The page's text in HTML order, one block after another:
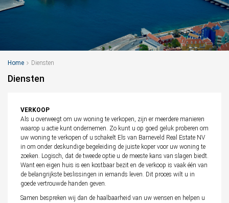
Home Diensten
Diensten
VERKOOP
Als u overweegt om uw woning te verkopen, zijn er meerdere manieren
waarop u actie kunt ondernemen. Zo kunt u op goed geluk proberen om
uw woning te verkopen of u schakelt Els van Barneveld Real Estate NV
in om onder deskundige begeleiding de juiste koper voor uw woning te
zoeken. Logisch, dat de tweede optie u de meeste kans van slagen biedt.
Want een eigen huis is een kostbaar bezit en de verkoop is vaak één van
de belangrijkste beslissingen in iemands leven. Dit proces wilt u in
goede vertrouwde handen geven.
Samen bespreken wij dan de haalbaarheid van uw wensen en helpen u